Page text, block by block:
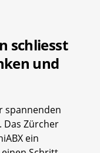
schliesst
und
spannenden
Das Zürcher
ein